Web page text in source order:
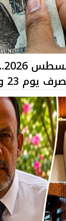
23 والح...